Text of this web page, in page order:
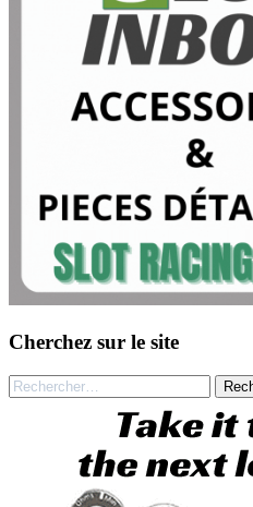
Cherchez sur le site
Rechercher :